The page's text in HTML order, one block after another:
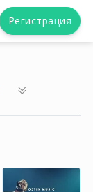
Регистрация